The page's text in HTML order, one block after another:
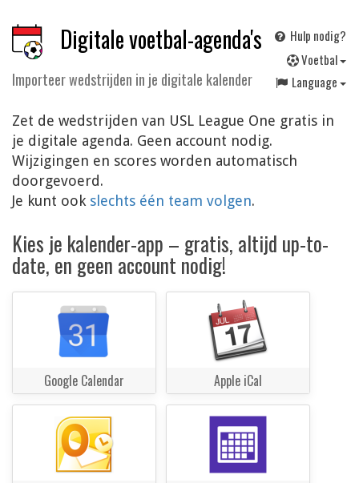
Digitale voetbal-agenda's
Importeer wedstrijden in je digitale kalender
Hulp nodig?
Voetbal
Language
Zet de wedstrijden van USL League One gratis in
je digitale agenda. Geen account nodig.
Wijzigingen en scores worden automatisch
doorgevoerd.
Je kunt ook slechts één team volgen.
Kies je kalender-app – gratis, altijd up-to-
date, en geen account nodig!
Google Calendar Apple iCal